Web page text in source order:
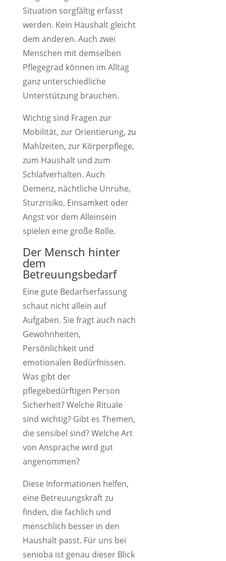
Situation sorgfältig erfasst
werden. Kein Haushalt gleicht
dem anderen. Auch zwei
Menschen mit demselben
Pflegegrad können im Alltag
ganz unterschiedliche
Unterstützung brauchen.
Wichtig sind Fragen zur
Mobilität, zur Orientierung, zu
Mahlzeiten, zur Körperpflege,
zum Haushalt und zum
Schlafverhalten. Auch
Demenz, nächtliche Unruhe,
Sturzrisiko, Einsamkeit oder
Angst vor dem Alleinsein
spielen eine große Rolle.
Der Mensch hinter
dem
Betreuungsbedarf
Eine gute Bedarfserfassung
schaut nicht allein auf
Aufgaben. Sie fragt auch nach
Gewohnheiten,
Persönlichkeit und
emotionalen Bedürfnissen.
Was gibt der
pflegebedürftigen Person
Sicherheit? Welche Rituale
sind wichtig? Gibt es Themen,
die sensibel sind? Welche Art
von Ansprache wird gut
angenommen?
Diese Informationen helfen,
eine Betreuungskraft zu
finden, die fachlich und
menschlich besser in den
Haushalt passt. Für uns bei
senioba ist genau dieser Blick